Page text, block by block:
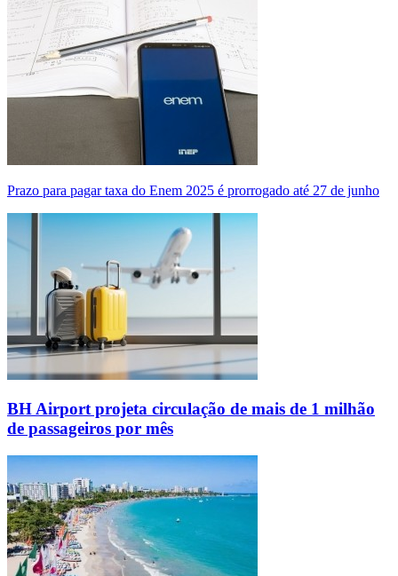
Prazo para pagar taxa do Enem 2025 é prorrogado até 27 de junho
BH Airport projeta circulação de mais de 1 milhão
de passageiros por mês